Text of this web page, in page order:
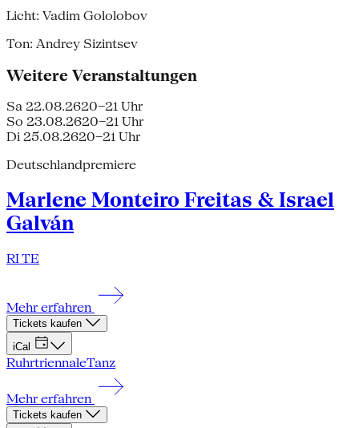
Licht: Vadim Gololobov
Ton: Andrey Sizintsev
Weitere Veranstaltungen
Sa 22.08.2620–21 Uhr
So 23.08.2620–21 Uhr
Di 25.08.2620–21 Uhr
Deutschlandpremiere
Marlene Monteiro Freitas & Israel
Galván
RI TE
Mehr erfahren
Tickets kaufen
iCal
RuhrtriennaleTanz
Mehr erfahren
Tickets kaufen